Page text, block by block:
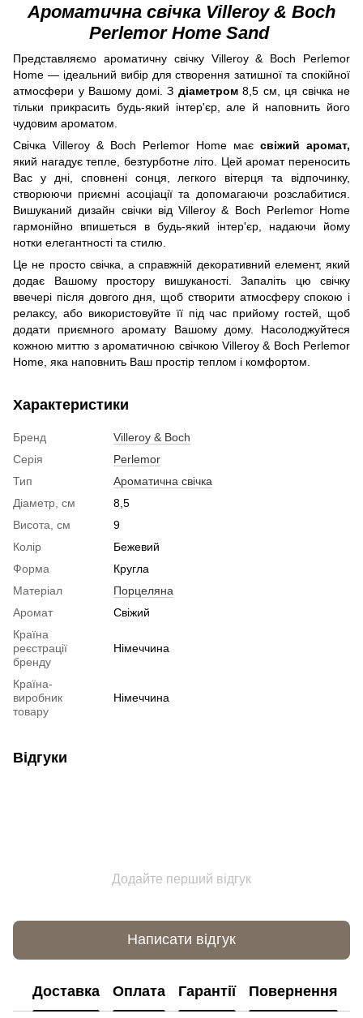
Ароматична свічка Villeroy & Boch
Perlemor Home Sand
Представляємо ароматичну свічку Villeroy & Boch Perlemor
Home — ідеальний вибір для створення затишної та спокійної
атмосфери у Вашому домі. З діаметром8,5 см, ця свічка не
тільки прикрасить будь-який інтер'єр, але й наповнить його
чудовим ароматом.
Свічка Villeroy & Boch Perlemor Home має свіжий аромат,
який нагадує тепле, безтурботне літо. Цей аромат переносить
Вас у дні, сповнені сонця, легкого вітерця та відпочинку,
створюючи приємні асоціації та допомагаючи розслабитися.
Вишуканий дизайн свічки від Villeroy & Boch Perlemor Home
гармонійно впишеться в будь-який інтер'єр, надаючи йому
нотки елегантності та стилю.
Це не просто свічка, а справжній декоративний елемент, який
додає Вашому простору вишуканості. Запаліть цю свічку
ввечері після довгого дня, щоб створити атмосферу спокою і
релаксу, або використовуйте її під час прийому гостей, щоб
додати приємного аромату Вашому дому. Насолоджуйтеся
кожною миттю з ароматичною свічкою Villeroy & Boch Perlemor
Home, яка наповнить Ваш простір теплом і комфортом.
Характеристики
Бренд
Villeroy & Boch
Серія
Perlemor
Тип
Ароматична свічка
Діаметр, см
8,5
Висота, см
9
Колір
Бежевий
Форма
Кругла
Матеріал
Порцеляна
Аромат
Свіжий
Країна
реєстрації
бренду
Німеччина
Країна-
виробник
товару
Німеччина
Відгуки
Додайте перший відгук
Написати відгук
Доставка Оплата Гарантії Повернення